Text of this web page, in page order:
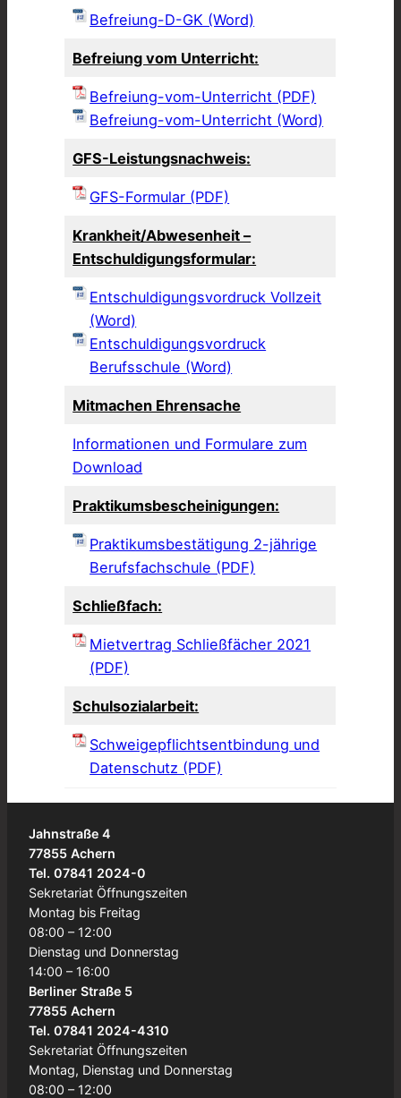
Befreiung-D-GK (Word)
Befreiung vom Unterricht:
Befreiung-vom-Unterricht (PDF)
Befreiung-vom-Unterricht (Word)
GFS-Leistungsnachweis:
GFS-Formular (PDF)
Krankheit/Abwesenheit –
Entschuldigungsformular:
Entschuldigungsvordruck Vollzeit
(Word)
Entschuldigungsvordruck
Berufsschule (Word)
Mitmachen Ehrensache
Informationen und Formulare zum
Download
Praktikumsbescheinigungen:
Praktikumsbestätigung 2-jährige
Berufsfachschule (PDF)
Schließfach:
Mietvertrag Schließfächer 2021
(PDF)
Schulsozialarbeit:
Schweigepflichtsentbindung und
Datenschutz (PDF)
Jahnstraße 4
77855 Achern
Tel. 07841 2024-0
Sekretariat Öffnungszeiten
Montag bis Freitag
08:00 – 12:00
Dienstag und Donnerstag
14:00 – 16:00
Berliner Straße 5
77855 Achern
Tel. 07841 2024-4310
Sekretariat Öffnungszeiten
Montag, Dienstag und Donnerstag
08:00 – 12:00